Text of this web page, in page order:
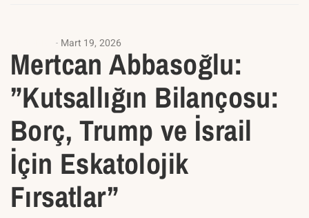
Mart 19, 2026
Mertcan Abbasoğlu:
”Kutsallığın Bilançosu:
Borç, Trump ve İsrail
İçin Eskatolojik
Fırsatlar”